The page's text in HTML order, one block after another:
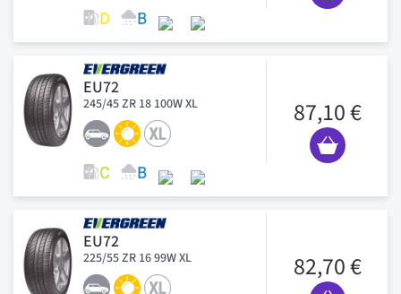
EU72
245/45 ZR 18 100W XL 87,10 €
EU72
225/55 ZR 16 99W XL 82,70 €